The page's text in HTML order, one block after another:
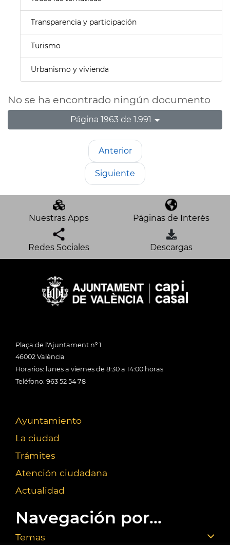
Transparencia y participación
Turismo
Urbanismo y vivienda
No se ha encontrado ningún documento
Página 1963 de 1.991
Anterior
Siguiente
Nuestras Apps Páginas de Interés
Redes Sociales Descargas
Plaça de l'Ajuntament nº 1
46002 València
Horarios: lunes a viernes de 8:30 a 14:00 horas
Teléfono: 963 52 54 78
Ayuntamiento
La ciudad
Trámites
Atención ciudadana
Actualidad
Navegación por...
Temas